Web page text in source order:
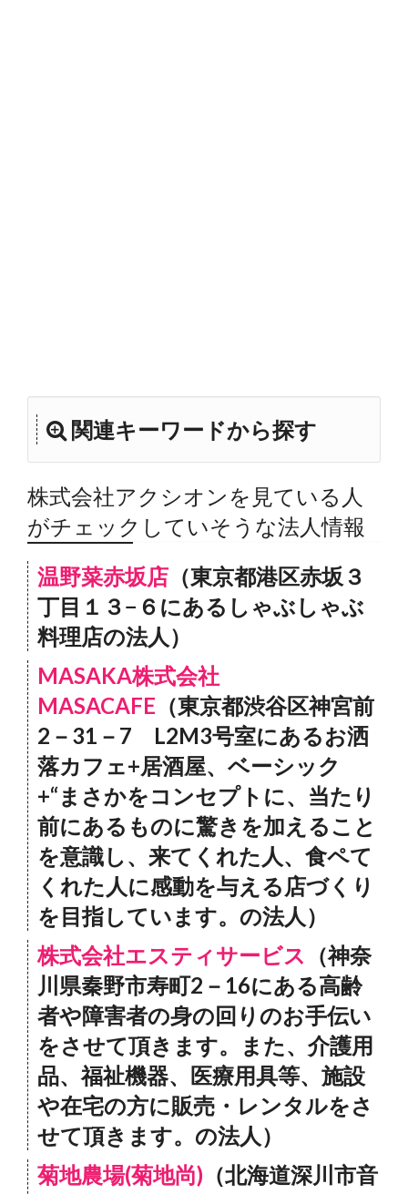
関連キーワードから探す
株式会社アクシオンを見ている人
がチェックしていそうな法人情報
温野菜赤坂店 （東京都港区赤坂３
丁目１３−６にあるしゃぶしゃぶ
料理店の法人）
MASAKA株式会社
MASACAFE （東京都渋谷区神宮前
2－31－7 L2M3号室にあるお洒
落カフェ+居酒屋、ベーシック
+“まさかをコンセプトに、当たり
前にあるものに驚きを加えること
を意識し、来てくれた人、食ペて
くれた人に感動を与える店づくり
を目指しています。の法人）
株式会社エスティサービス
（神奈
川県秦野市寿町2－16にある高齢
者や障害者の身の回りのお手伝い
をさせて頂きます。また、介護用
品、福祉機器、医療用具等、施設
や在宅の方に販売・レンタルをさ
せて頂きます。の法人）
菊地農場(菊地尚) （北海道深川市音